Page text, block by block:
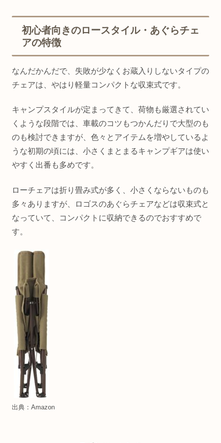
初心者向きのロースタイル・あぐらチェ
アの特徴
なんだかんだで、失敗が少なくお蔵入りしないタイプの
チェアは、やはり軽量コンパクトな収束式です。
キャンプスタイルが定まってきて、荷物も厳選されてい
くような段階では、車載のコツもつかんだりで大型のも
のも検討できますが、色々とアイテムを増やしているよ
うな初期の頃には、小さくまとまるキャンプギアは使い
やすく出番も多めです。
ローチェアは折り畳み式が多く、小さくならないものも
多々ありますが、ロゴスのあぐらチェアなどは収束式と
なっていて、コンパクトに収納できるのでおすすめで
す。
出典：Amazon